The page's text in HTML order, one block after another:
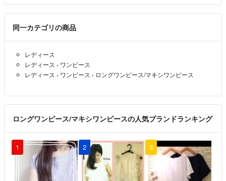
同一カテゴリの商品
レディース
レディース › ワンピース
レディース › ワンピース › ロングワンピース/マキシワンピース
ロングワンピース/マキシワンピースの人気ブランドランキング
1 2 3